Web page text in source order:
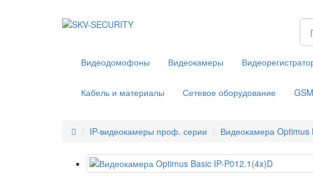
Видеодомофоны Видеокамеры
Кабель и материалы Сетевое оборудование
IP-видеокамеры проф. серии Видеокамера Optimus